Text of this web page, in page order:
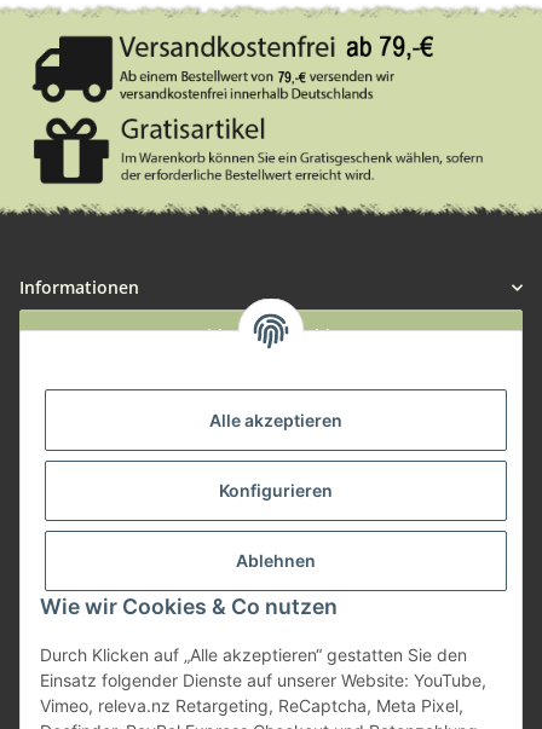
Alle akzeptieren
Konfigurieren
Ablehnen
Wie wir Cookies & Co nutzen
Durch Klicken auf „Alle akzeptieren“ gestatten Sie den
Einsatz folgender Dienste auf unserer Website: YouTube,
Vimeo, releva.nz Retargeting, ReCaptcha, Meta Pixel,
Informationen
Widerruf anmelden
Herstellerinformationen